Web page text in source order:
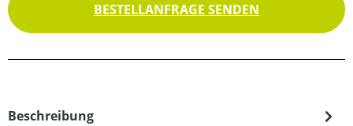
BESTELLANFRAGE SENDEN
Beschreibung